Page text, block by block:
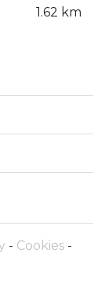
1.62 km
- Cookies-